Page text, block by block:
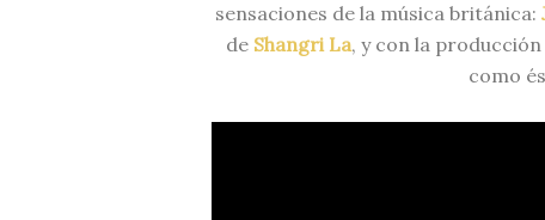
sensaciones de la música británica:
de Shangri La, y con la producción
como